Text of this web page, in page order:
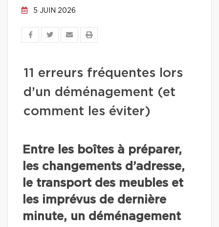
5 JUIN 2026
11 erreurs fréquentes lors
d’un déménagement (et
comment les éviter)
Entre les boîtes à préparer,
les changements d’adresse,
le transport des meubles et
les imprévus de dernière
minute, un déménagement